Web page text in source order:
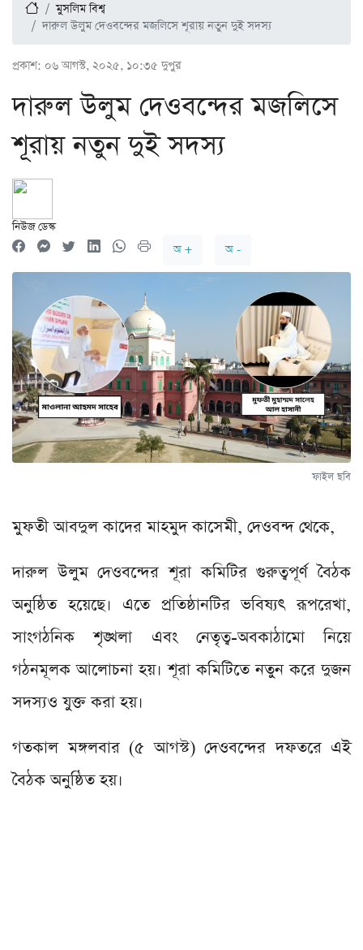
মুসলিম বিশ্ব
দারুল উলুম দেওবন্দের মজলিসে শূরায় নতুন দুই সদস্য
প্রকাশ: ০৬ আগস্ট, ২০২৫, ১০:৩৫ দুপুর
দারুল উলুম দেওবন্দের মজলিসে
শূরায় নতুন দুই সদস্য
নিউজ ডেস্ক
অ +
অ -
ফাইল ছবি
মুফতী আবদুল কাদের মাহমুদ কাসেমী, দেওবন্দ থেকে,
দারুল উলুম দেওবন্দের শূরা কমিটির গুরুত্বপূর্ণ বৈঠক
অনুষ্ঠিত হয়েছে। এতে প্রতিষ্ঠানটির ভবিষ্যৎ রূপরেখা,
সাংগঠনিক শৃঙ্খলা এবং নেতৃত্ব-অবকাঠামো নিয়ে
গঠনমূলক আলোচনা হয়। শূরা কমিটিতে নতুন করে দুজন
সদস্যও যুক্ত করা হয়।
গতকাল মঙ্গলবার (৫ আগস্ট) দেওবন্দের দফতরে এই
বৈঠক অনুষ্ঠিত হয়।